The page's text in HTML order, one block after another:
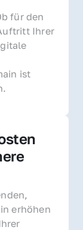
für den
Ihrer
ist
erhöhen